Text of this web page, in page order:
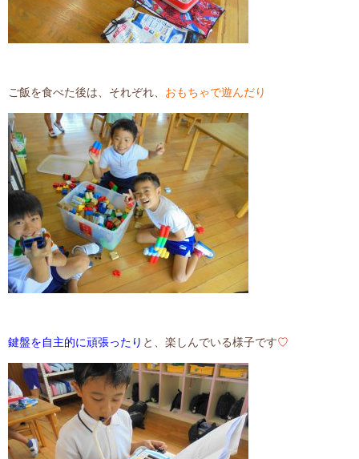
ご飯を食べた後は、それぞれ、 おもちゃで遊んだり
鍵盤を自主的に頑張ったり と、楽しんでいる様子です♡